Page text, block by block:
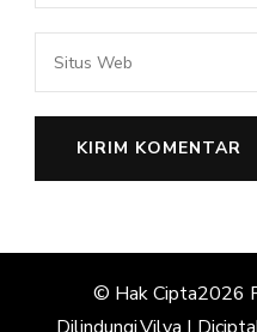
© Hak Cipta2026